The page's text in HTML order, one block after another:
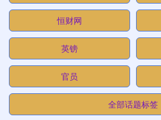
恒财网
英镑
官员
全部话题标签